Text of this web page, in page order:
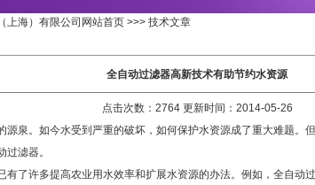
上海）有限公司网站首页 >>> 技术文章
全自动过滤器高新技术有助节约水资源
点击次数：2764 更新时间：2014-05-26
泉。如今水受到严重的破坏，如何保护水资源成了重大难题。
滤器。
有了许多提高农业用水效率和扩展水资源的办法。例如，全自动